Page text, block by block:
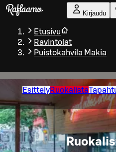
Siirry pääsisältöön
Kirjaudu
Etusivu
Ravintolat
Puistokahvila Makia
EsittelyRuokalista